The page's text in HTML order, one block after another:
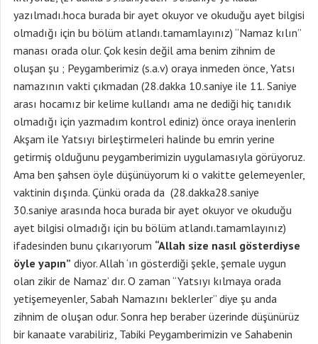
yazılmadı.hoca burada bir ayet okuyor ve okuduğu ayet bilgisi
olmadığı için bu bölüm atlandı.tamamlayınız) “Namaz kılın”
manası orada olur. Çok kesin değil ama benim zihnim de
oluşan şu ; Peygamberimiz (s.a.v) oraya inmeden önce, Yatsı
namazının vakti çıkmadan (28.dakka 10.saniye ile 11. Saniye
arası hocamız bir kelime kullandı ama ne dediği hiç tanıdık
olmadığı için yazmadım kontrol ediniz) önce oraya inenlerin
Akşam ile Yatsıyı birleştirmeleri halinde bu emrin yerine
getirmiş olduğunu peygamberimizin uygulamasıyla görüyoruz.
Ama ben şahsen öyle düşünüyorum ki o vakitte gelemeyenler,
vaktinin dışında. Çünkü orada da (28.dakka28.saniye
30.saniye arasında hoca burada bir ayet okuyor ve okuduğu
ayet bilgisi olmadığı için bu bölüm atlandı.tamamlayınız)
ifadesinden bunu çıkarıyorum “Allah size nasıl gösterdiyse
öyle yapın” diyor. Allah ‘ın gösterdiği şekle, şemale uygun
olan zikir de Namaz’ dır. O zaman “Yatsıyı kılmaya orada
yetişemeyenler, Sabah Namazını beklerler” diye şu anda
zihnim de oluşan odur. Sonra hep beraber üzerinde düşünürüz
bir kanaate varabiliriz, Tabiki Peygamberimizin ve Sahabenin